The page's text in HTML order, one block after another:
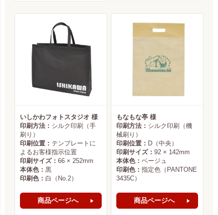
いしかわフォトスタジオ 様
印刷方法： シルク印刷（手
刷り）
印刷位置： テンプレートに
よるお客様指示位置
印刷サイズ： 66 × 252mm
本体色： 黒
印刷色： 白（No.2）
商品ページへ
もなもな亭 様
印刷方法： シルク印刷（機
械刷り）
印刷位置： D（中央）
印刷サイズ： 92 × 142mm
本体色： ベージュ
印刷色： 指定色（PANTONE
3435C）
商品ページへ